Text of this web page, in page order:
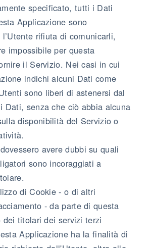
specificato, tutti i Dati
Applicazione sono
rifiuta di comunicarli,
impossibile per questa
il Servizio. Nei casi in cui
indichi alcuni Dati come
sono liberi di astenersi dal
Dati, senza che ciò abbia alcuna
disponibilità del Servizio o
avere dubbi su quali
sono incoraggiati a
di Cookie - o di altri
- da parte di questa
dei titolari dei servizi terzi
Applicazione ha la finalità di